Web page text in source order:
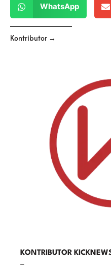
WhatsApp
Kontributor →
KONTRIBUTOR